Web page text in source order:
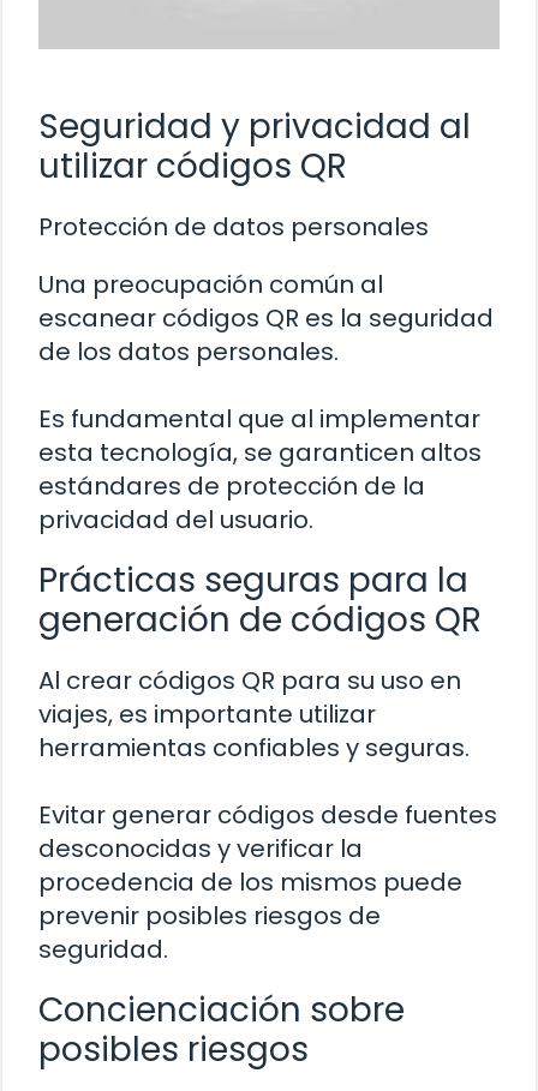
Seguridad y privacidad al
utilizar códigos QR
Protección de datos personales
Una preocupación común al
escanear códigos QR es la seguridad
de los datos personales.
Es fundamental que al implementar
esta tecnología, se garanticen altos
estándares de protección de la
privacidad del usuario.
Prácticas seguras para la
generación de códigos QR
Al crear códigos QR para su uso en
viajes, es importante utilizar
herramientas confiables y seguras.
Evitar generar códigos desde fuentes
desconocidas y verificar la
procedencia de los mismos puede
prevenir posibles riesgos de
seguridad.
Concienciación sobre
posibles riesgos